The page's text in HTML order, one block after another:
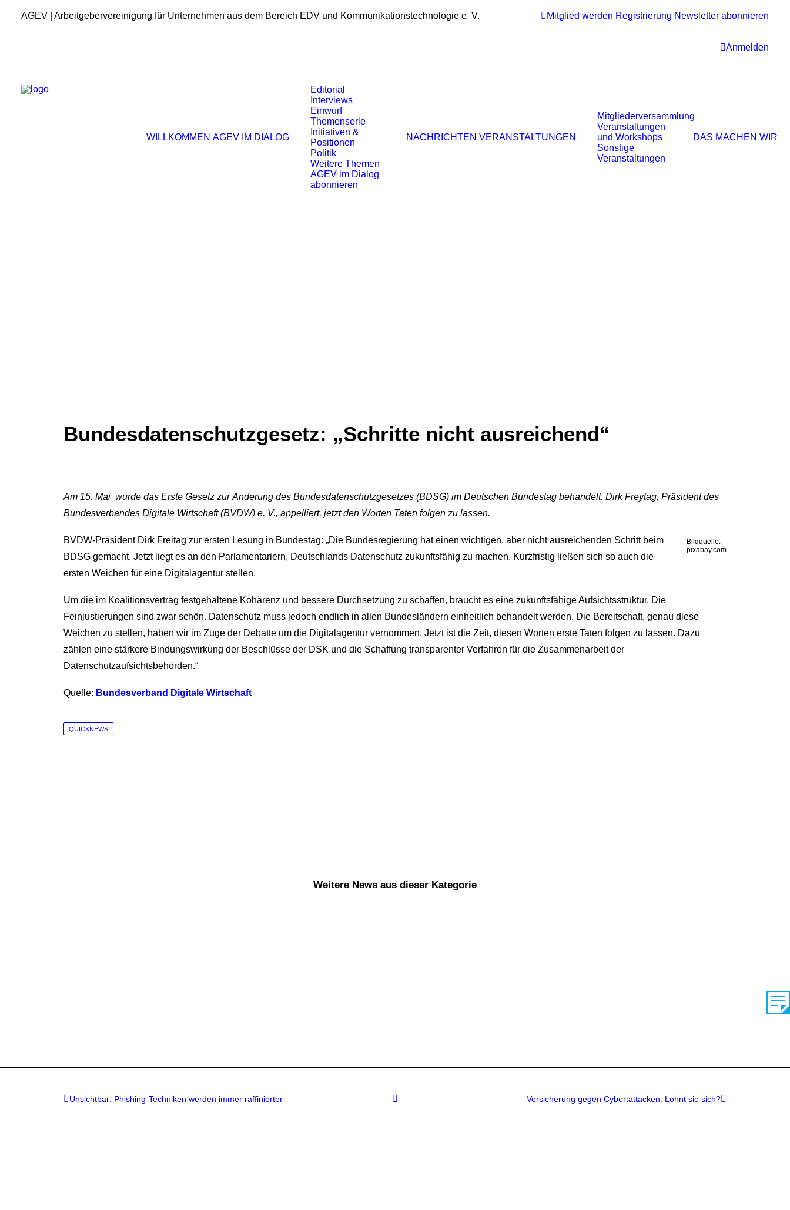
AGEV | Arbeitgebervereinigung für Unternehmen aus dem Bereich EDV und Kommunikationstechnologie e. V. Mitglied werden Registrierung Newsletter abonnieren
Anmelden
WILLKOMMEN AGEV IM DIALOG
Editorial
Interviews
Einwurf
Themenserie
Initiativen &
Positionen
Politik
Weitere Themen
AGEV im Dialog
abonnieren
NACHRICHTEN VERANSTALTUNGEN
Mitgliederversammlung
Veranstaltungen
und Workshops
Sonstige
Veranstaltungen
DAS MACHEN WIR
Bundesdatenschutzgesetz: „Schritte nicht ausreichend“
Am 15. Mai wurde das Erste Gesetz zur Änderung des Bundesdatenschutzgesetzes (BDSG) im Deutschen Bundestag behandelt. Dirk Freytag, Präsident des
Bundesverbandes Digitale Wirtschaft (BVDW) e. V., appelliert, jetzt den Worten Taten folgen zu lassen.
Bildquelle:
pixabay.com
BVDW-Präsident Dirk Freitag zur ersten Lesung in Bundestag: „Die Bundesregierung hat einen wichtigen, aber nicht ausreichenden Schritt beim
BDSG gemacht. Jetzt liegt es an den Parlamentariern, Deutschlands Datenschutz zukunftsfähig zu machen. Kurzfristig ließen sich so auch die
ersten Weichen für eine Digitalagentur stellen.
Um die im Koalitionsvertrag festgehaltene Kohärenz und bessere Durchsetzung zu schaffen, braucht es eine zukunftsfähige Aufsichtsstruktur. Die
Feinjustierungen sind zwar schön. Datenschutz muss jedoch endlich in allen Bundesländern einheitlich behandelt werden. Die Bereitschaft, genau diese
Weichen zu stellen, haben wir im Zuge der Debatte um die Digitalagentur vernommen. Jetzt ist die Zeit, diesen Worten erste Taten folgen zu lassen. Dazu
zählen eine stärkere Bindungswirkung der Beschlüsse der DSK und die Schaffung transparenter Verfahren für die Zusammenarbeit der
Datenschutzaufsichtsbehörden.“
Quelle: Bundesverband Digitale Wirtschaft
QUICKNEWS
Weitere News aus dieser Kategorie
Unsichtbar: Phishing-Techniken werden immer raffinierter Versicherung gegen Cybertattacken: Lohnt sie sich?